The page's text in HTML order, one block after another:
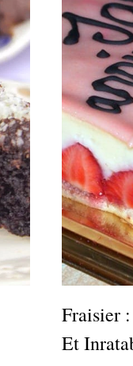
Fraisier
Et